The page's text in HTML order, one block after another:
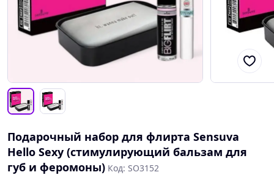
Подарочный набор для флирта Sensuva
Hello Sexy (стимулирующий бальзам для
губ и феромоны) Код: SO3152